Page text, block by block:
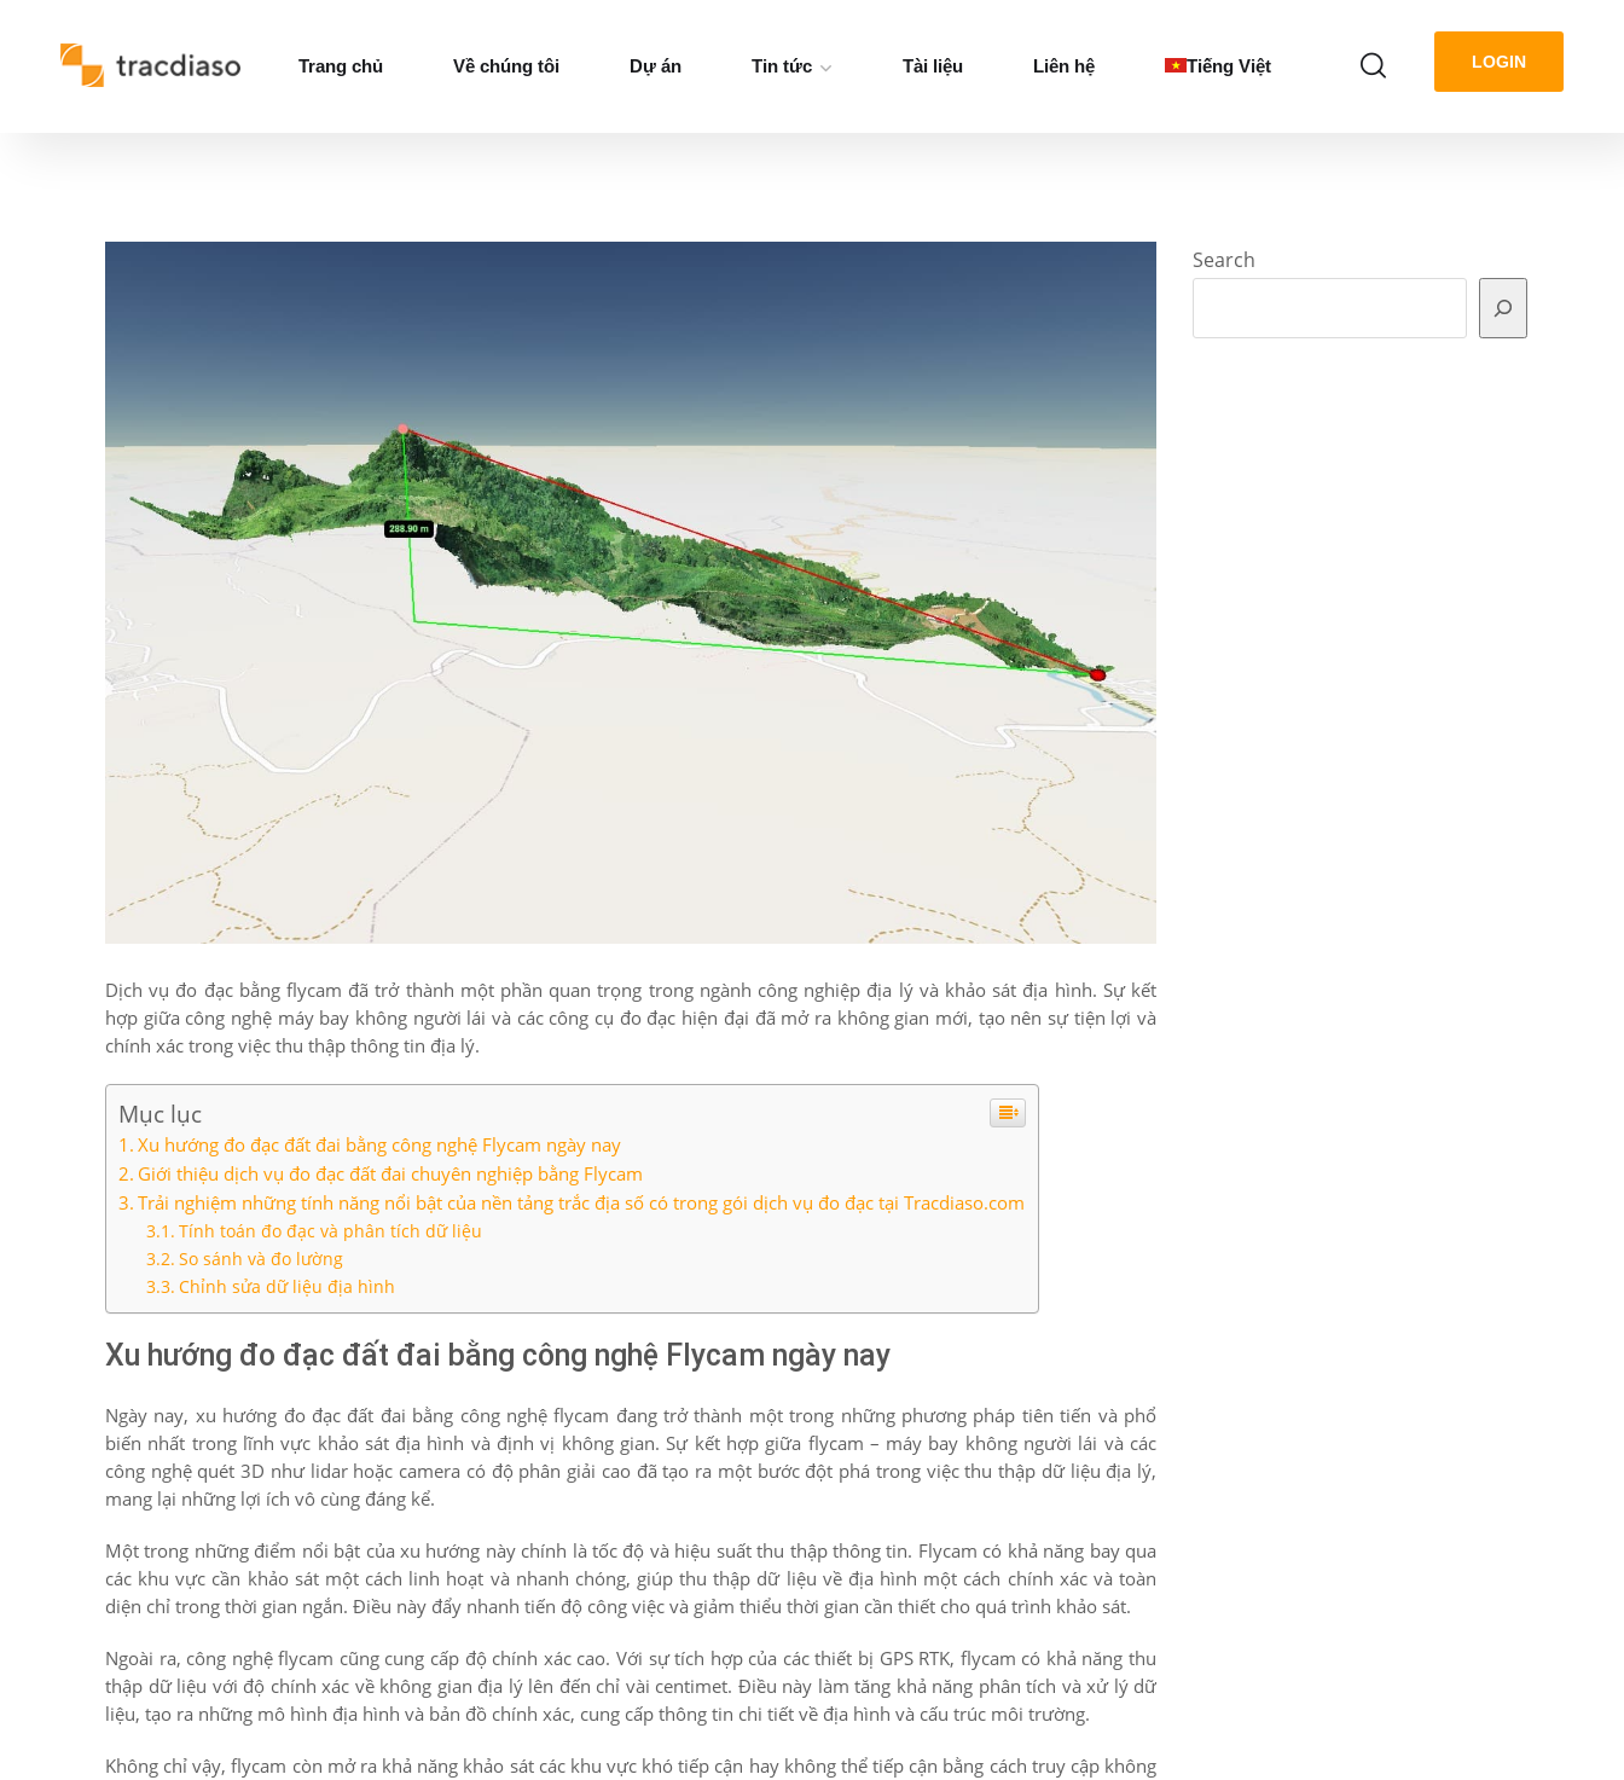
Trang chủ Về chúng tôi Dự án Tin tức Tài liệu Liên hệ Tiếng Việt LOGIN
Dịch vụ đo đạc bằng flycam đã trở thành một phần quan trọng trong ngành công nghiệp địa lý và khảo sát địa hình. Sự kết
hợp giữa công nghệ máy bay không người lái và các công cụ đo đạc hiện đại đã mở ra không gian mới, tạo nên sự tiện lợi và
chính xác trong việc thu thập thông tin địa lý.
Mục lục
Xu hướng đo đạc đất đai bằng công nghệ Flycam ngày nay
Giới thiệu dịch vụ đo đạc đất đai chuyên nghiệp bằng Flycam
Trải nghiệm những tính năng nổi bật của nền tảng trắc địa số có trong gói dịch vụ đo đạc tại Tracdiaso.com
Tính toán đo đạc và phân tích dữ liệu
So sánh và đo lường
Chỉnh sửa dữ liệu địa hình
Xu hướng đo đạc đất đai bằng công nghệ Flycam ngày nay
Ngày nay, xu hướng đo đạc đất đai bằng công nghệ flycam đang trở thành một trong những phương pháp tiên tiến và phổ
biến nhất trong lĩnh vực khảo sát địa hình và định vị không gian. Sự kết hợp giữa flycam – máy bay không người lái và các
công nghệ quét 3D như lidar hoặc camera có độ phân giải cao đã tạo ra một bước đột phá trong việc thu thập dữ liệu địa lý,
mang lại những lợi ích vô cùng đáng kể.
Một trong những điểm nổi bật của xu hướng này chính là tốc độ và hiệu suất thu thập thông tin. Flycam có khả năng bay qua
các khu vực cần khảo sát một cách linh hoạt và nhanh chóng, giúp thu thập dữ liệu về địa hình một cách chính xác và toàn
diện chỉ trong thời gian ngắn. Điều này đẩy nhanh tiến độ công việc và giảm thiểu thời gian cần thiết cho quá trình khảo sát.
Ngoài ra, công nghệ flycam cũng cung cấp độ chính xác cao. Với sự tích hợp của các thiết bị GPS RTK, flycam có khả năng thu
thập dữ liệu với độ chính xác về không gian địa lý lên đến chỉ vài centimet. Điều này làm tăng khả năng phân tích và xử lý dữ
liệu, tạo ra những mô hình địa hình và bản đồ chính xác, cung cấp thông tin chi tiết về địa hình và cấu trúc môi trường.
Không chỉ vậy, flycam còn mở ra khả năng khảo sát các khu vực khó tiếp cận hay không thể tiếp cận bằng cách truy cập không
Search